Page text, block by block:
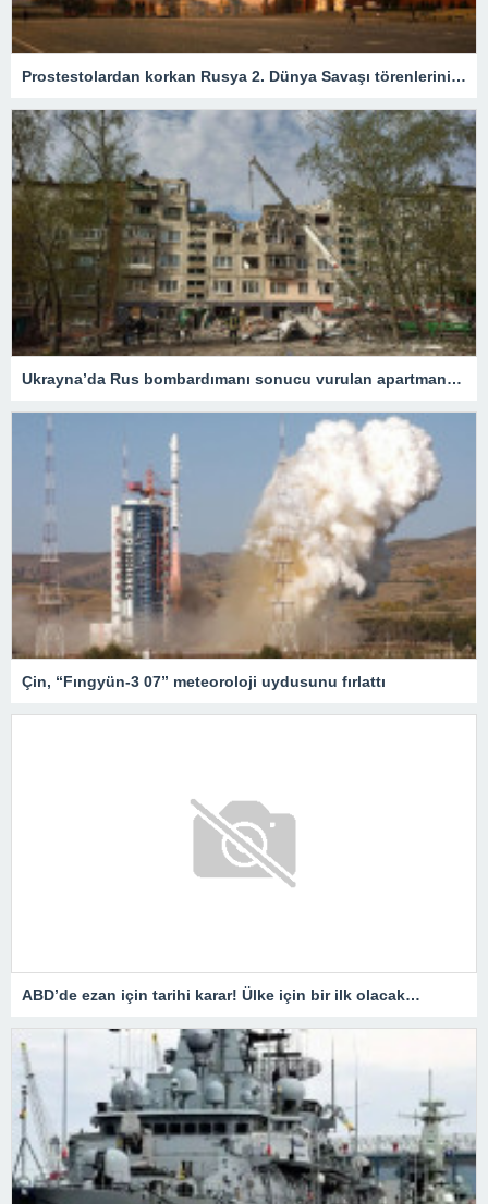
Prostestolardan korkan Rusya 2. Dünya Savaşı törenlerini iptal etti – Son Dakika Dünya Haberleri
Ukrayna’da Rus bombardımanı sonucu vurulan apartmanda can kaybı 15’e yükseldi
Çin, “Fıngyün-3 07” meteoroloji uydusunu fırlattı
ABD’de ezan için tarihi karar! Ülke için bir ilk olacak…